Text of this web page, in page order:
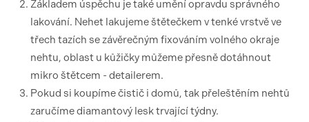
Základem úspěchu je také umění opravdu správného
lakování. Nehet lakujeme štětečkem v tenké vrstvě ve
třech tazích se závěrečným fixováním volného okraje
nehtu, oblast u kůžičky můžeme přesně dotáhnout
mikro štětcem - detailerem.
Pokud si koupíme čistič i domů, tak přeleštěním nehtů
zaručíme diamantový lesk trvající týdny.